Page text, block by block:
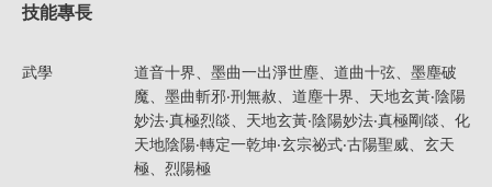
技能專長
武學
道音十界、墨曲一出淨世塵、道曲十弦、墨塵破
魔、墨曲斬邪‧刑無赦、道塵十界、天地玄黃‧陰陽
妙法‧真極烈燄、天地玄黃‧陰陽妙法‧真極剛燄、化
天地陰陽‧轉定一乾坤‧玄宗祕式‧古陽聖威、玄天
極、烈陽極